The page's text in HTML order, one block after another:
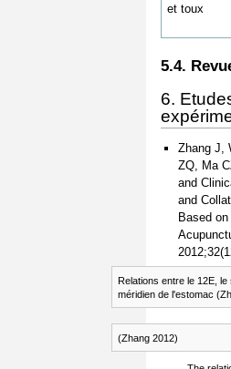
et toux
5.4.
6.
Zhang J,
ZQ, Ma
and
and
Based
Relations entre le 12E,
méridien de l'estomac
(Zhang 2012)